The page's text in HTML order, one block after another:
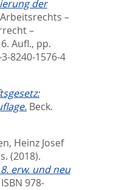
der
–
–
Aufl., pp.
8240-1576-4
Beck.
Heinz Josef
(2018).
erw. und neu
978-